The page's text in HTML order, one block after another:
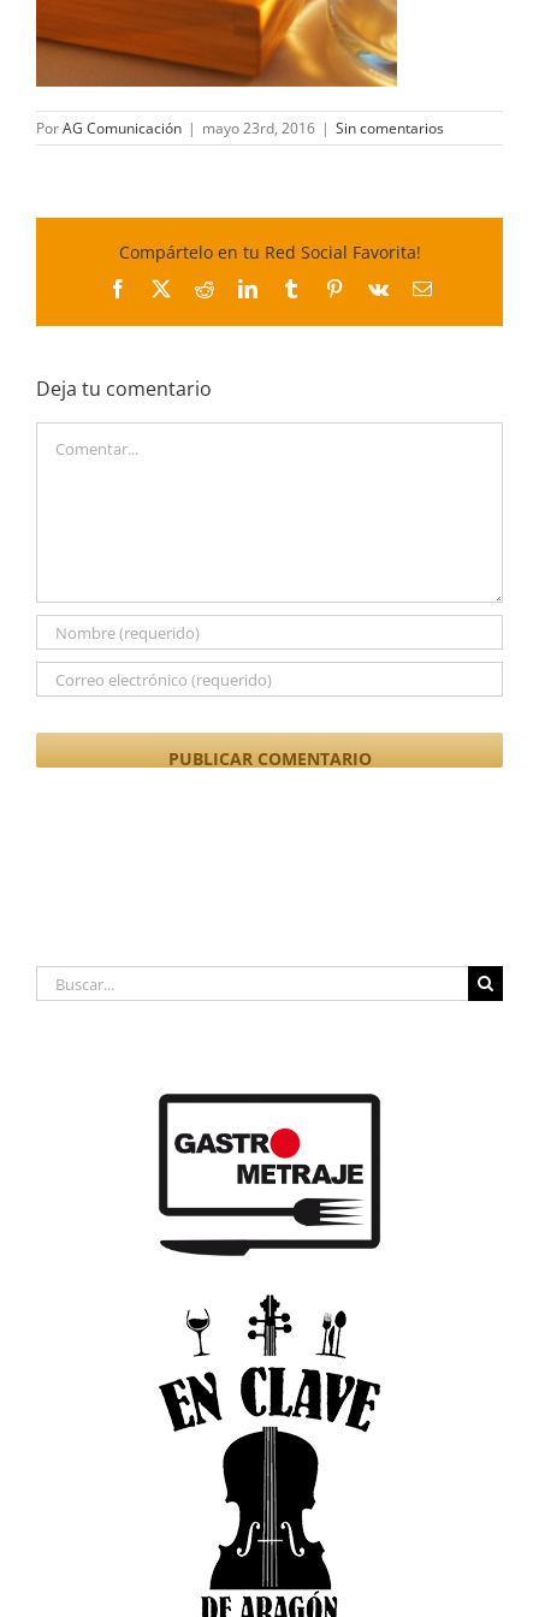
PorAG Comunicación | mayo 23rd, 2016 | Sin comentarios
Compártelo en tu Red Social Favorita!
Facebook
X RedditLinkedInTumblrPinterest
Vk
Correo
Deja tu comentario
Buscar: